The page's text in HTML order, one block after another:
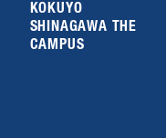
KOKUYO
SHINAGAWA THE
CAMPUS